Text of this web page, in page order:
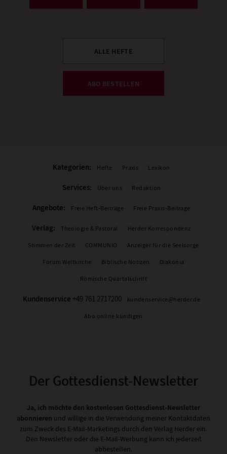
ALLE HEFTE
ABO BESTELLEN
Kategorien: Hefte Praxis Lexikon
Services: Über uns Redaktion
Angebote: Freie Heft-Beiträge Freie Praxis-Beiträge
Verlag: Theologie & Pastoral Herder Korrespondenz
Stimmen der Zeit COMMUNIO Anzeiger für die Seelsorge
Forum Weltkirche Biblische Notizen Diakonia
Römische Quartalschrift
Kundenservice +49 761 2717200 kundenservice@herder.de
Abo online kündigen
Der Gottesdienst-Newsletter
Ja, ich möchte den kostenlosen Gottesdienst-Newsletter
abonnieren und willige in die Verwendung meiner Kontaktdaten
zum Zweck des E-Mail-Marketings durch den Verlag Herder ein.
Den Newsletter oder die E-Mail-Werbung kann ich jederzeit
abbestellen.